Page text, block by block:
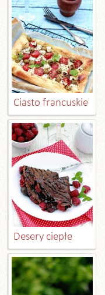
Ciasto francuskie
Desery ciepłe